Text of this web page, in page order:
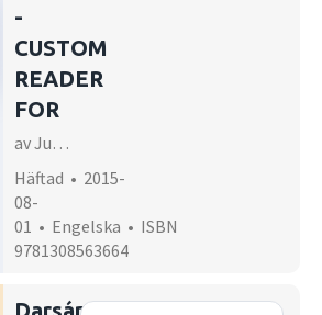
-
CUSTOM
READER
FOR
av Judith Meece
Häftad • 2015-
08-
01 • Engelska • ISBN
9781308563664